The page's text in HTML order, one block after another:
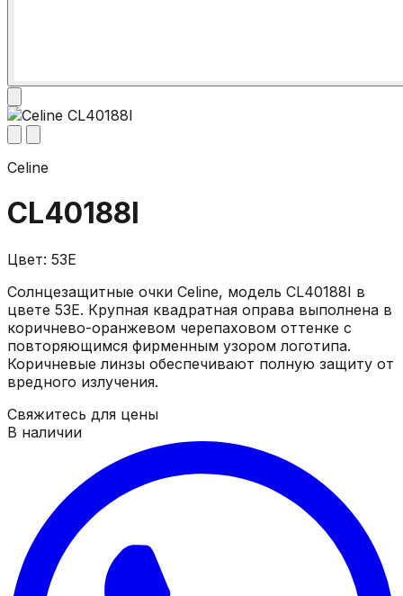
Celine
CL40188I
Цвет: 53E
Солнцезащитные очки Celine, модель CL40188I в
цвете 53E. Крупная квадратная оправа выполнена в
коричнево-оранжевом черепаховом оттенке с
повторяющимся фирменным узором логотипа.
Коричневые линзы обеспечивают полную защиту от
вредного излучения.
Свяжитесь для цены
В наличии